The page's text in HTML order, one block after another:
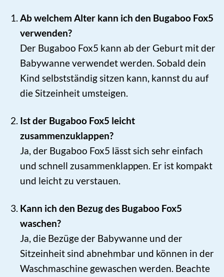
Ab welchem Alter kann ich den Bugaboo Fox5
verwenden?
Der Bugaboo Fox5 kann ab der Geburt mit der
Babywanne verwendet werden. Sobald dein
Kind selbstständig sitzen kann, kannst du auf
die Sitzeinheit umsteigen.
Ist der Bugaboo Fox5 leicht
zusammenzuklappen?
Ja, der Bugaboo Fox5 lässt sich sehr einfach
und schnell zusammenklappen. Er ist kompakt
und leicht zu verstauen.
Kann ich den Bezug des Bugaboo Fox5
waschen?
Ja, die Bezüge der Babywanne und der
Sitzeinheit sind abnehmbar und können in der
Waschmaschine gewaschen werden. Beachte